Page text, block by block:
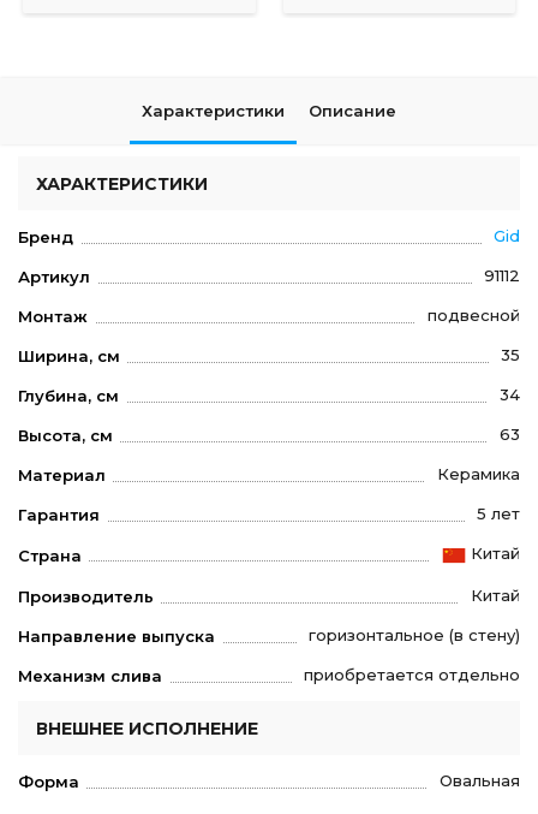
Характеристики Описание
ХАРАКТЕРИСТИКИ
Бренд Gid
Артикул 91112
Монтаж подвесной
Ширина, см 35
Глубина, см 34
Высота, см 63
Материал Керамика
Гарантия 5 лет
Страна Китай
Производитель Китай
Направление выпуска горизонтальное (в стену)
Механизм слива приобретается отдельно
ВНЕШНЕЕ ИСПОЛНЕНИЕ
Форма Овальная